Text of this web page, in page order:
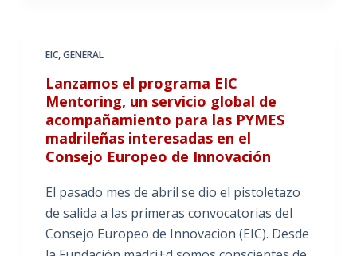
EIC,GENERAL
Lanzamos el programa EIC
Mentoring, un servicio global de
acompañamiento para las PYMES
madrileñas interesadas en el
Consejo Europeo de Innovación
El pasado mes de abril se dio el pistoletazo
de salida a las primeras convocatorias del
Consejo Europeo de Innovacion (EIC). Desde